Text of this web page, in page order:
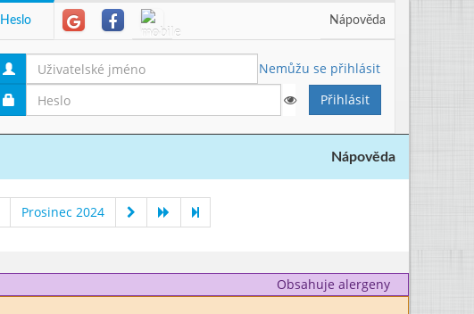
Heslo Nápověda
Nemůžu se přihlásit
Nápověda
Prosinec 2024
Obsahuje alergeny